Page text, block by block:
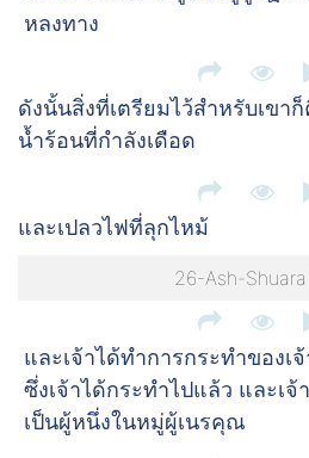
หลงทาง
ดังนั้นสิ่งที่เตรียมไว้สำหรับเขา
น้ำร้อนที่กำลังเดือด
และเปลวไฟที่ลุกไหม้
26-Ash-
และเจ้าได้ทำการกระทำของเจ้
ซึ่งเจ้าได้กระทำไปแล้ว และเจ้า
เป็นผู้หนึ่งในหมู่ผู้เนรคุณ